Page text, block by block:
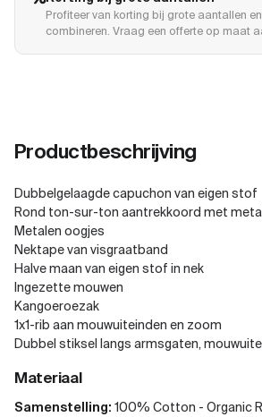
Profiteer van korting bij grote aantallen
combineren. Vraag een offerte op maat
Productbeschrijving
Dubbelgelaagde capuchon van eigen stof
Rond ton-sur-ton aantrekkoord met
Metalen oogjes
Nektape van visgraatband
Halve maan van eigen stof in nek
Ingezette mouwen
Kangoeroezak
1x1-rib aan mouwuiteinden en zoom
Dubbel stiksel langs armsgaten,
Materiaal
Samenstelling: 100% Cotton - Organic